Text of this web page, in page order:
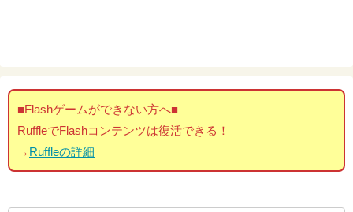
■Flashゲームができない方へ■
RuffleでFlashコンテンツは復活できる！
→ Ruffleの詳細